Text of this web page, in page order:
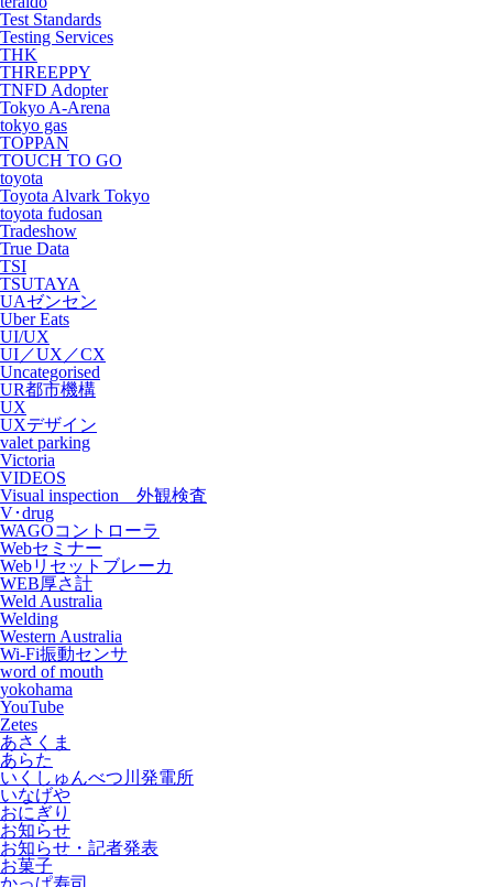
Test Standards
Testing Services
THK
THREEPPY
TNFD Adopter
Tokyo A-Arena
tokyo gas
TOPPAN
TOUCH TO GO
toyota
Toyota Alvark Tokyo
toyota fudosan
Tradeshow
True Data
TSI
TSUTAYA
UAゼンセン
Uber Eats
UI/UX
UI／UX／CX
Uncategorised
UR都市機構
UX
UXデザイン
valet parking
Victoria
VIDEOS
Visual inspection 外観検査
V･drug
WAGOコントローラ
Webセミナー
Webリセットブレーカ
WEB厚さ計
Weld Australia
Welding
Western Australia
Wi-Fi振動センサ
word of mouth
yokohama
YouTube
Zetes
あさくま
あらた
いくしゅんべつ川発電所
いなげや
おにぎり
お知らせ
お知らせ・記者発表
お菓子
かっぱ寿司